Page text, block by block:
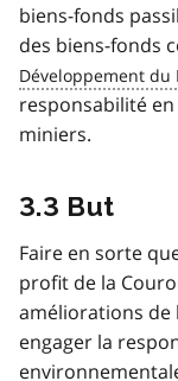
biens-fonds
des biens-fonds
responsabilité
miniers.
3.3 But
Faire en sorte
profit de la
améliorations de
engager la